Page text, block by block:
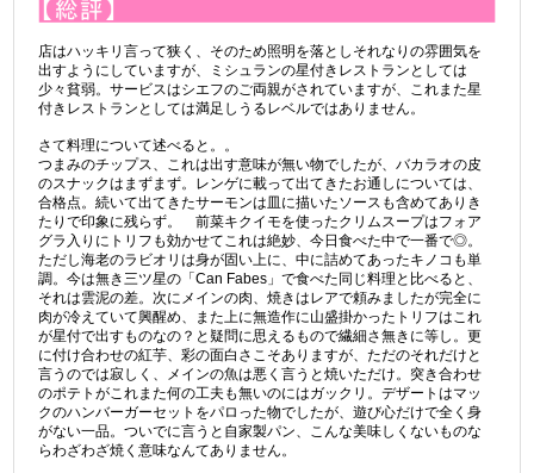
店はハッキリ言って狭く、そのため照明を落としそれなりの雰囲気を
出すようにしていますが、ミシュランの星付きレストランとしては
少々貧弱。サービスはシエフのご両親がされていますが、これまた星
付きレストランとしては満足しうるレベルではありません。
さて料理について述べると。。
つまみのチップス、これは出す意味が無い物でしたが、バカラオの皮
のスナックはまずまず。レンゲに載って出てきたお通しについては、
合格点。続いて出てきたサーモンは皿に描いたソースも含めてありき
たりで印象に残らず。 前菜キクイモを使ったクリムスープはフォア
グラ入りにトリフも効かせてこれは絶妙、今日食べた中で一番で◎。
ただし海老のラビオリは身が固い上に、中に詰めてあったキノコも単
調。今は無き三ツ星の「Can Fabes」で食べた同じ料理と比べると、
それは雲泥の差。次にメインの肉、焼きはレアで頼みましたが完全に
肉が冷えていて興醒め、また上に無造作に山盛掛かったトリフはこれ
が星付で出すものなの？と疑問に思えるもので繊細さ無きに等し。更
に付け合わせの紅芋、彩の面白さこそありますが、ただのそれだけと
言うのでは寂しく、メインの魚は悪く言うと焼いただけ。突き合わせ
のポテトがこれまた何の工夫も無いのにはガックリ。デザートはマッ
クのハンバーガーセットをパロった物でしたが、遊び心だけで全く身
がない一品。ついでに言うと自家製パン、こんな美味しくないものな
らわざわざ焼く意味なんてありません。